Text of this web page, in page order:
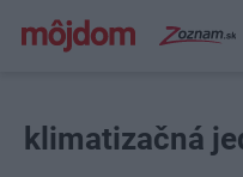
klimatizačná